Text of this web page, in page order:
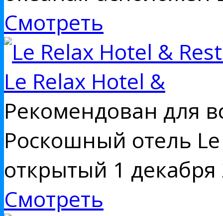
Смотреть
Le Relax Hotel &
Рекомендован для
Роскошный отель
открытый 1 декабря
Смотреть